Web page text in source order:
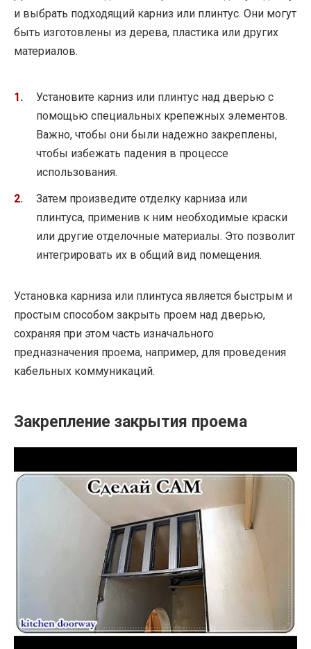
и выбрать подходящий карниз или плинтус. Они могут
быть изготовлены из дерева, пластика или других
материалов.
Установите карниз или плинтус над дверью с
помощью специальных крепежных элементов.
Важно, чтобы они были надежно закреплены,
чтобы избежать падения в процессе
использования.
Затем произведите отделку карниза или
плинтуса, применив к ним необходимые краски
или другие отделочные материалы. Это позволит
интегрировать их в общий вид помещения.
Установка карниза или плинтуса является быстрым и
простым способом закрыть проем над дверью,
сохраняя при этом часть изначального
предназначения проема, например, для проведения
кабельных коммуникаций.
Закрепление закрытия проема